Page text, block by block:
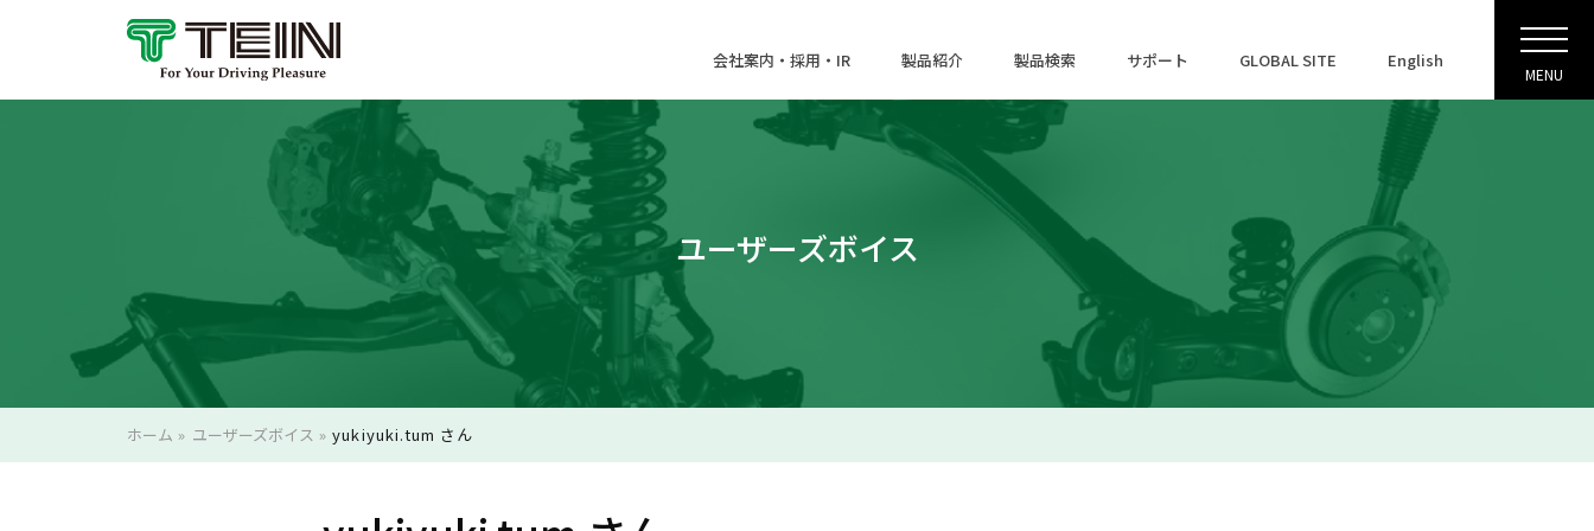
会社案内・採用・IR 製品紹介 製品検索 サポート GLOBAL SITE English
MENU
ユーザーズボイス
ホーム » ユーザーズボイス »yukiyuki.tum さん